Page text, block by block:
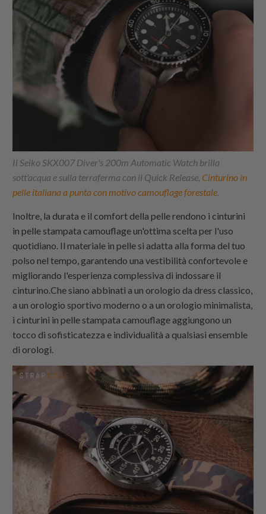
Il Seiko SKX007 Diver's 200m Automatic Watch brilla
sott'acqua e sulla terraferma con il Quick Release, Cinturino in
pelle italiana a punta con motivo camouflage forestale
Inoltre, la durata e il comfort della pelle rendono i cinturini
in pelle stampata camouflage un'ottima scelta per l'uso
quotidiano. Il materiale in pelle si adatta alla forma del tuo
polso nel tempo, garantendo una vestibilità confortevole e
migliorando l'esperienza complessiva di indossare il
cinturino.Che siano abbinati a un orologio da dress classico,
a un orologio sportivo moderno o a un orologio minimalista,
i cinturini in pelle stampata camouflage aggiungono un
tocco di sofisticatezza e individualità a qualsiasi ensemble
di orologi.